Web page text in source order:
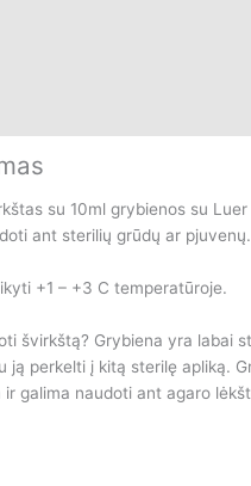
su 10ml grybienos su
ant sterilių grūdų ar pjuvenų.
+1 – +3 C temperatūroje.
švirkštą? Grybiena yra labai
ją perkelti į kitą sterilę apliką.
ir galima naudoti ant agaro